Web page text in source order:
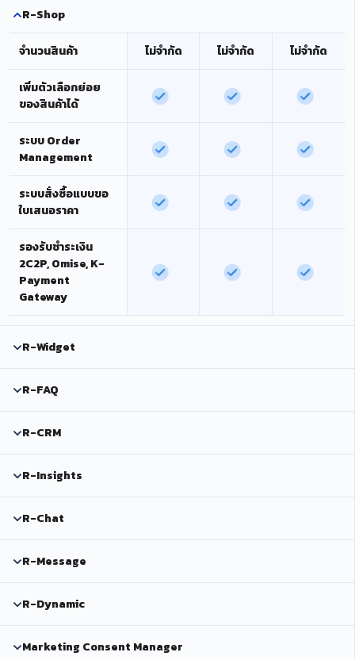
R-Shop
จำนวนสินค้า ไม่จำกัด ไม่จำกัด ไม่จำกัด
เพิ่มตัวเลือกย่อย
ของสินค้าได้
ระบบ Order
Management
ระบบสั่งซื้อแบบขอ
ใบเสนอราคา
รองรับชำระเงิน
2C2P, Omise, K-
Payment
Gateway
R-Widget
R-FAQ
R-CRM
R-Insights
R-Chat
R-Message
R-Dynamic
Marketing Consent Manager